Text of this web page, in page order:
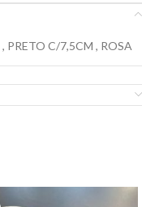
, PRETO C/7,5CM , ROSA